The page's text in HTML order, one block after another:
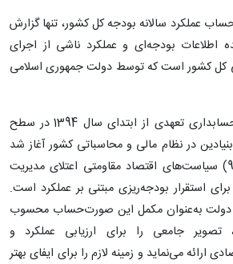
عملکرد سالانه بودجه کل کشور، تنها گزارش
اطلاعات بودجه‌ای و عملکرد ناشی از اجرای
کل کشور است که توسط دولت جمهوری اسلامی
گفتنی است، با اجرای حسابداری تعهدی از ابتدای سال 1394 در سطح
در نظام مالی و محاسباتی کشور آغاز شد
که هدف آن تحقق بند (9) سیاست‌های اقتصاد مقاومتی اعتلای مدیریت
استقرار بودجه‌ریزی مبتنی بر عملکرد است.
دولت به‌عنوان مکمل این صورت‌حساب محسوب
جامعی را برای ارزیابی عملکرد و
ارائه می‌نماید و زمینه لازم را برای ایفای بهتر